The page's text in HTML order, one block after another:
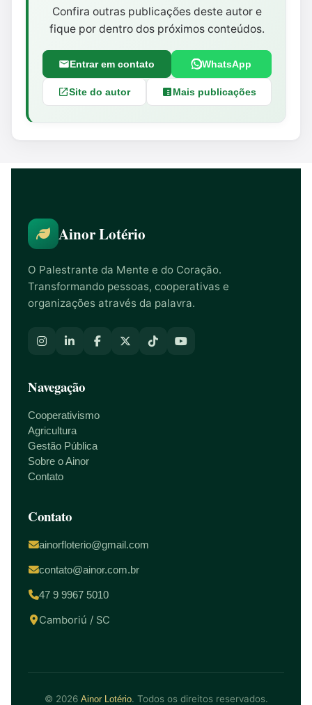
Confira outras publicações deste autor e
fique por dentro dos próximos conteúdos.
Entrar em contato WhatsApp
Site do autor Mais publicações
Ainor Lotério
O Palestrante da Mente e do Coração.
Transformando pessoas, cooperativas e
organizações através da palavra.
Navegação
Cooperativismo
Agricultura
Gestão Pública
Sobre o Ainor
Contato
Contato
ainorfloterio@gmail.com
contato@ainor.com.br
47 9 9967 5010
Camboriú / SC
© 2026 Ainor Lotério. Todos os direitos reservados.